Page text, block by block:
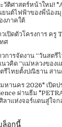
วัติศาสตร์หน้าใหม่!
ยนต์ไฟฟ้าของพี่น้อง
งภาคใต้
วเปิดตัวโครงการ ครู
ศ​
วการจัดงาน “วันสต
นวคิด “แม่หลวงของ
รีไทยตั้งปณิธาน สา
หานคร 2026" เปิด
ผ่านธีม
ลาแห่งจอร์แดนสู่ใจก
ล็อกนี้